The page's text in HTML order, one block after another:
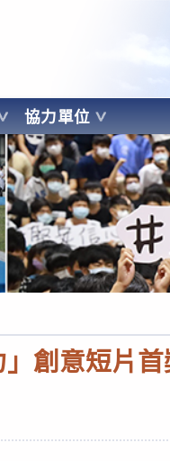
協力單位
創意短片